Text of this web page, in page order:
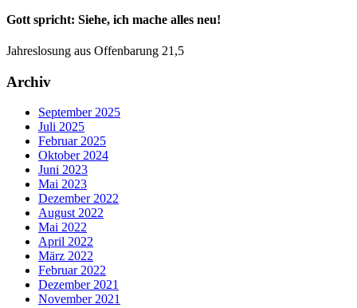
Gott spricht: Siehe, ich mache alles neu!
Jahreslosung aus Offenbarung 21,5
Archiv
September 2025
Juli 2025
Februar 2025
Oktober 2024
Juni 2023
Mai 2023
Dezember 2022
August 2022
Mai 2022
April 2022
März 2022
Februar 2022
Dezember 2021
November 2021